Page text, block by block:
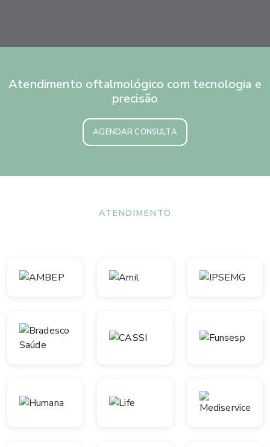
Atendimento oftalmológico com tecnologia e
precisão
AGENDAR CONSULTA
ATENDIMENTO